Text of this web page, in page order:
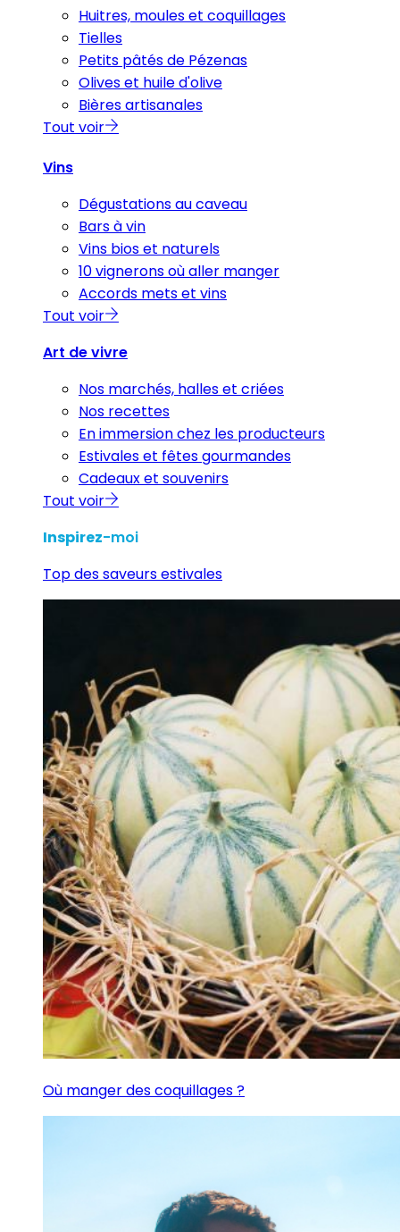
Huitres, moules et coquillages
Tielles
Petits pâtés de Pézenas
Olives et huile d'olive
Bières artisanales
Tout voir
Vins
Dégustations au caveau
Bars à vin
Vins bios et naturels
10 vignerons où aller manger
Accords mets et vins
Tout voir
Art de vivre
Nos marchés, halles et criées
Nos recettes
En immersion chez les producteurs
Estivales et fêtes gourmandes
Cadeaux et souvenirs
Tout voir
Inspirez-moi
Top des saveurs estivales
Où manger des coquillages ?